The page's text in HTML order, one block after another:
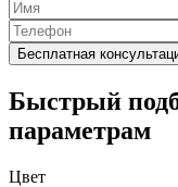
Быстрый
параметрам
Цвет